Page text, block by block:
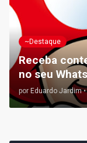
~Destaque
Receba
no seu
por Eduardo Jardim •